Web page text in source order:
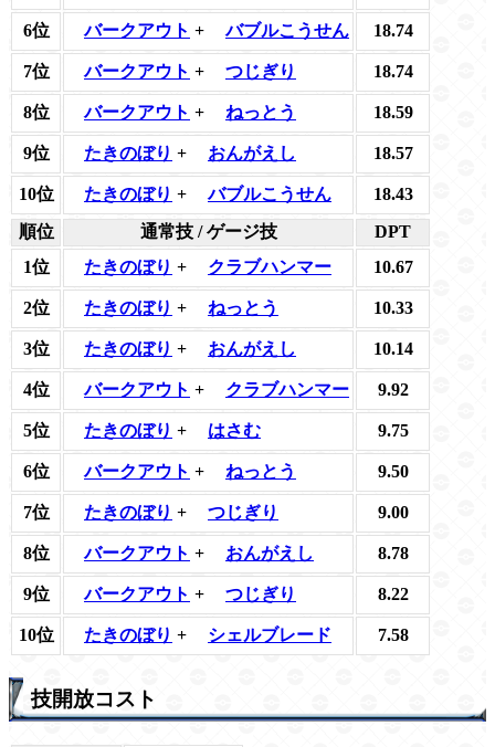
6位 バークアウト + バブルこうせん 18.74
7位 バークアウト + つじぎり 18.74
8位 バークアウト + ねっとう 18.59
9位 たきのぼり + おんがえし 18.57
10位 たきのぼり + バブルこうせん
18.43
順位
通常技 / ゲージ技
DPT
1位
たきのぼり + クラブハンマー 10.67
2位 たきのぼり + ねっとう 10.33
3位 たきのぼり + おんがえし 10.14
4位 バークアウト + クラブハンマー 9.92
5位 たきのぼり + はさむ 9.75
6位 バークアウト + ねっとう 9.50
7位 たきのぼり + つじぎり 9.00
8位 バークアウト + おんがえし 8.78
9位 バークアウト + つじぎり 8.22
10位 たきのぼり + シェルブレード 7.58
技開放コスト